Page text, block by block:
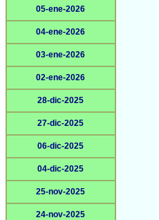
05-ene-2026
04-ene-2026
03-ene-2026
02-ene-2026
28-dic-2025
27-dic-2025
06-dic-2025
04-dic-2025
25-nov-2025
24-nov-2025